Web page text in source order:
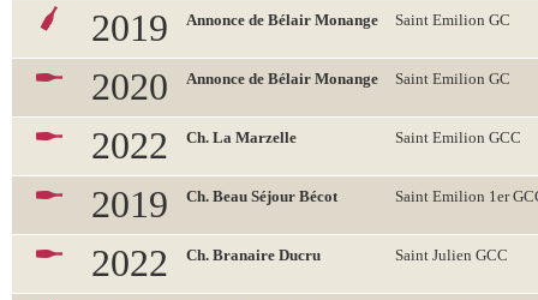
2019 Annonce de Bélair Monange Saint Emilion GC
2020 Annonce de Bélair Monange Saint Emilion GC
2022 Ch. La Marzelle Saint Emilion GCC
2019 Ch. Beau Séjour Bécot Saint Emilion 1er
2022 Ch. Branaire Ducru Saint Julien GCC